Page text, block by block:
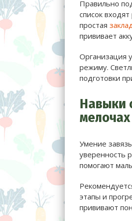
Правильно
список
простая
прививает
Организация
режиму.
подготовки
Навыки
мелочах
Умение
уверенность
помогают
этапы и
прививают